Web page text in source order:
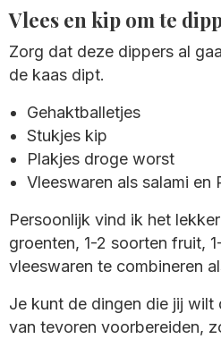
Vlees en kip om te
Zorg dat deze dippers al
de kaas dipt.
Gehaktballetjes
Stukjes kip
Plakjes droge worst
Vleeswaren als salami en
Persoonlijk vind ik het
groenten, 1-2 soorten fruit,
vleeswaren te combineren
Je kunt de dingen die jij wilt
van tevoren voorbereiden,